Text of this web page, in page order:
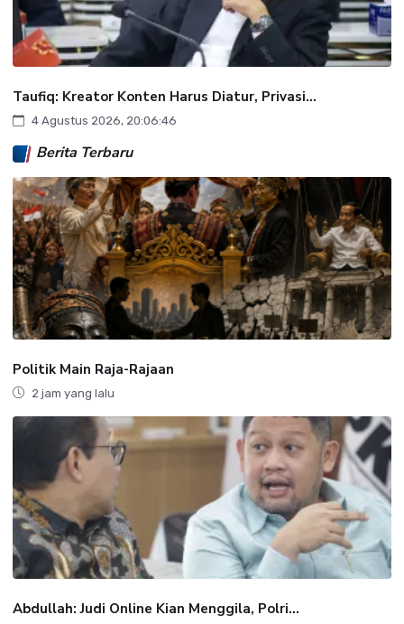
Taufiq: Kreator Konten Harus Diatur, Privasi...
4 Agustus 2026, 20:06:46
Berita Terbaru
Politik Main Raja-Rajaan
2 jam yang lalu
Abdullah: Judi Online Kian Menggila, Polri...